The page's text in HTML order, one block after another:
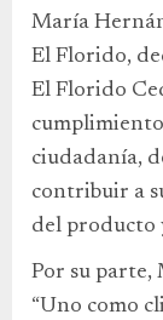
María
El Florido,
El Florido
ciudadanía,
contribuir a
del producto
Por su parte,
“Uno como